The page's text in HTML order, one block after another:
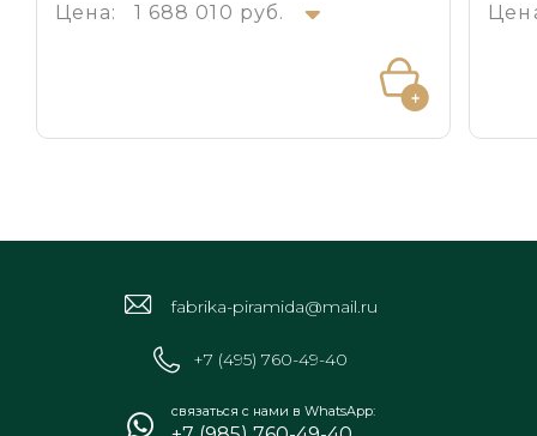
Цена: 1 688 010 руб.
fabrika-piramida@mail.ru
+7 (495) 760-49-40
связаться с нами в WhatsApp: